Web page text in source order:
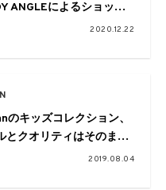
ANGLEによるショップ
2020.12.22
のキッズコレクション、
とクオリティはそのまま
2019.08.04